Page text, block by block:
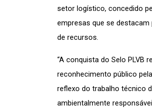
setor logístico, concedido
empresas que se
de recursos.
“A conquista do Selo
reconhecimento público
reflexo do trabalho técnico
ambientalmente